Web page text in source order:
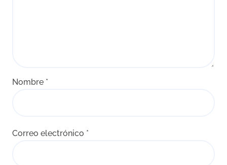
Nombre *
Correo electrónico *